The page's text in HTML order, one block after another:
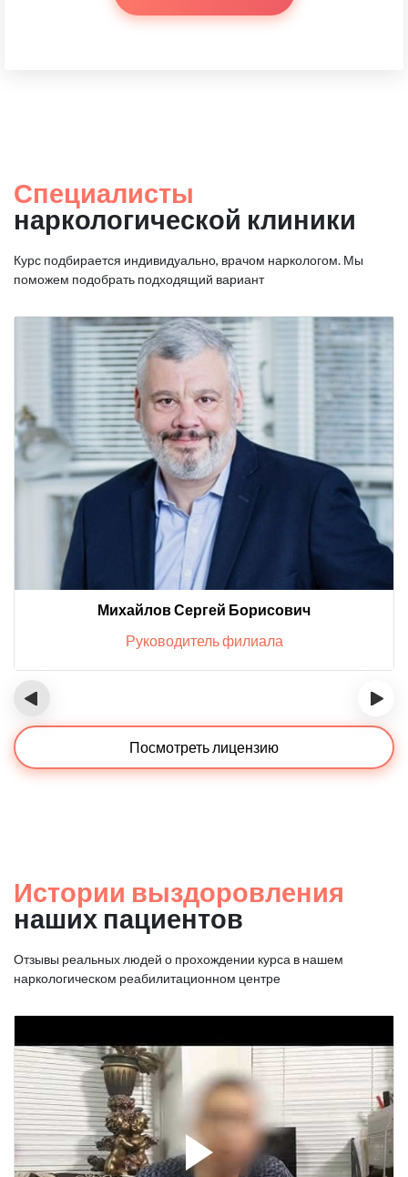
Специалисты
наркологической клиники
Курс подбирается индивидуально, врачом наркологом. Мы
поможем подобрать подходящий вариант
Михайлов Сергей Борисович
Руководитель филиала
‹ ›
Посмотреть лицензию
Истории выздоровления
наших пациентов
Отзывы реальных людей о прохождении курса в нашем
наркологическом реабилитационном центре